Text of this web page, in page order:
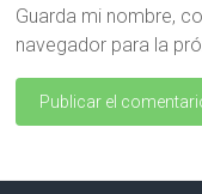
Guarda mi nombre,
navegador para la